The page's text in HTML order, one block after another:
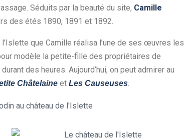
Séduits par la beauté du site, Camille
des étés 1890, 1891 et 1892.
que Camille réalisa l’une de ses œuvres les
modèle la petite-fille des propriétaires de
des heures. Aujourd’hui, on peut admirer au
Châtelaine et Les Causeuses.